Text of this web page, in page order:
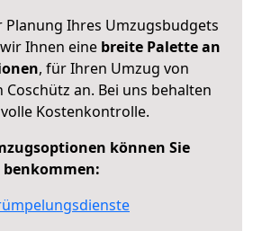
Planung Ihres Umzugsbudgets
Ihnen eine breite Palette an
, für Ihren Umzug von
Coschütz an. Bei uns behalten
Kostenkontrolle.
können Sie
benkommen: